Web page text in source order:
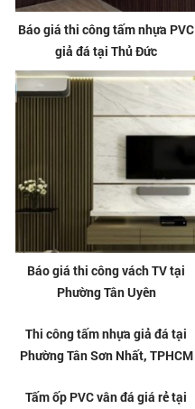
Báo giá thi công tấm nhựa PVC
giả đá tại Thủ Đức
Báo giá thi công vách TV tại
Phường Tân Uyên